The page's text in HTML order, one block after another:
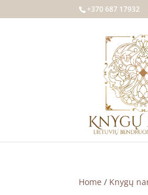
+370 687 17932
Home / Knygų